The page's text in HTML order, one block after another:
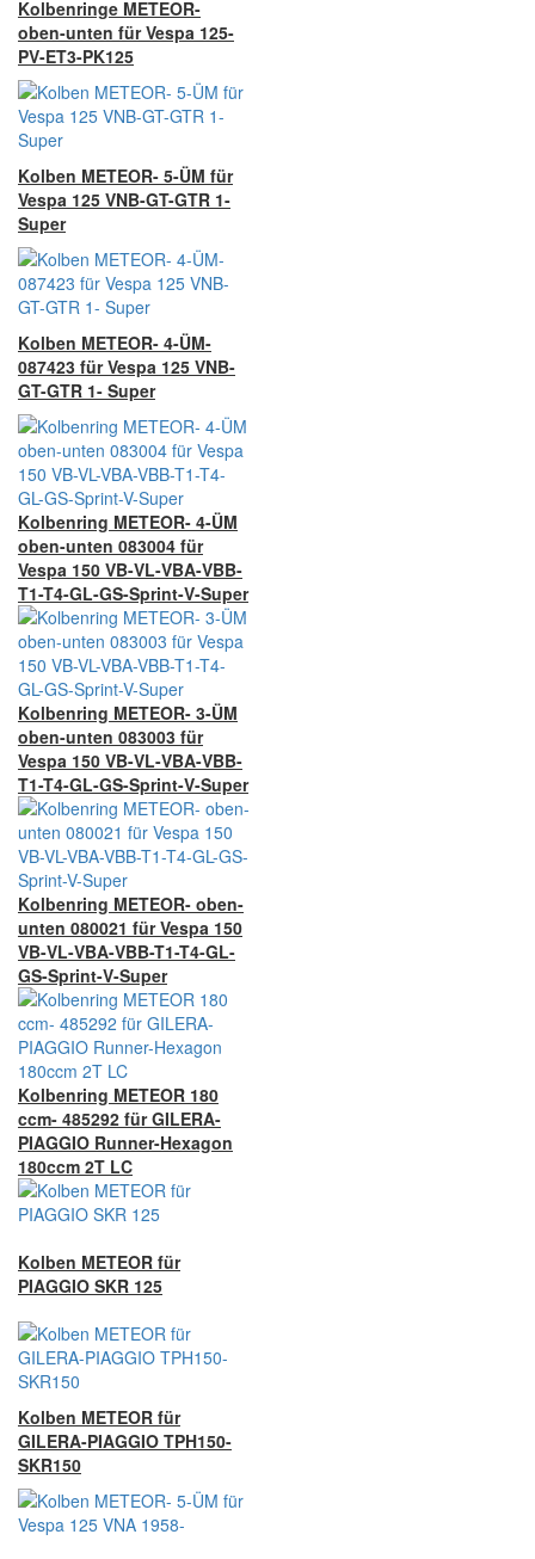
Kolbenringe METEOR-
oben-unten für Vespa 125-
PV-ET3-PK125
Kolben METEOR- 5-ÜM für
Vespa 125 VNB-GT-GTR 1-
Super
Kolben METEOR- 4-ÜM-
087423 für Vespa 125 VNB-
GT-GTR 1- Super
Kolbenring METEOR- 4-ÜM
oben-unten 083004 für
Vespa 150 VB-VL-VBA-VBB-
T1-T4-GL-GS-Sprint-V-Super
Kolbenring METEOR- 3-ÜM
oben-unten 083003 für
Vespa 150 VB-VL-VBA-VBB-
T1-T4-GL-GS-Sprint-V-Super
Kolbenring METEOR- oben-
unten 080021 für Vespa 150
VB-VL-VBA-VBB-T1-T4-GL-
GS-Sprint-V-Super
Kolbenring METEOR 180
ccm- 485292 für GILERA-
PIAGGIO Runner-Hexagon
180ccm 2T LC
Kolben METEOR für
PIAGGIO SKR 125
Kolben METEOR für
GILERA-PIAGGIO TPH150-
SKR150